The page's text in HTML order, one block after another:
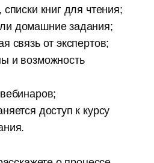
книг для чтения;
домашние задания;
связь от экспертов;
и возможность
доступ к курсу